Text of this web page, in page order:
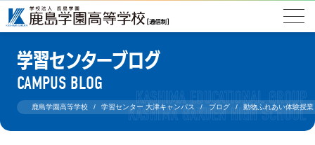
学習センターブログ
CAMPUS BLOG
鹿島学園高等学校 学習センター 大津キャンパス ブログ 動物ふれあい体験授